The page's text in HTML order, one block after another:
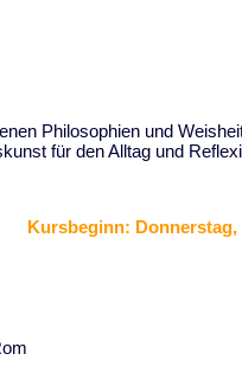
Philosophien und
für den Alltag und
Kursbeginn: Donnerstag,